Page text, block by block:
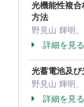
光機能性複
方法
野見山 輝明
詳細を見る
光蓄電池及
野見山 輝明
詳細を見る